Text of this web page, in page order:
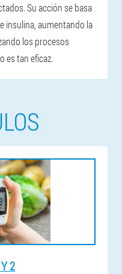
Su acción se basa
insulina, aumentando la
los procesos
es tan eficaz.
2